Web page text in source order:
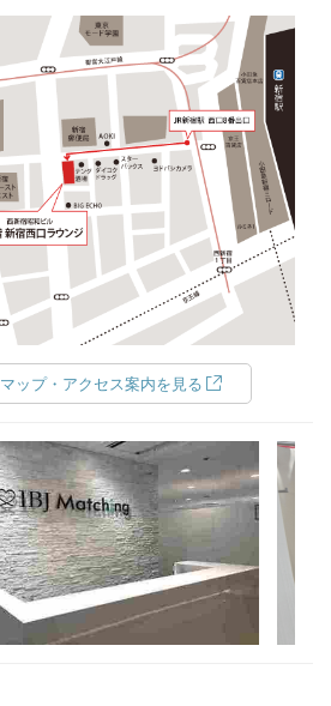
マップ・アクセス案内を見る